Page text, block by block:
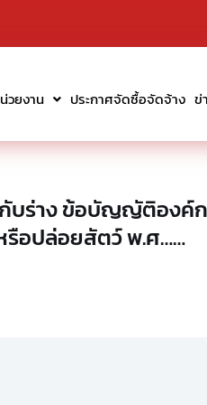
วยงาน ประกาศจัดซื้อจัดจ้าง ข่
บร่าง ข้อบัญญัติองค์
รือปล่อยสัตว์ พ.ศ……